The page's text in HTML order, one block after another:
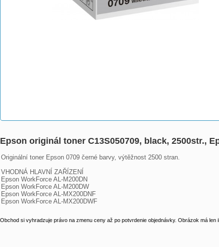
Epson originál toner C13S050709, black, 2500str.,
Originální toner Epson 0709 černé barvy, výtěžnost 2500 stran.
VHODNÁ HLAVNÍ ZAŘÍZENÍ
Epson WorkForce AL-M200DN
Epson WorkForce AL-M200DW
Epson WorkForce AL-MX200DNF
Epson WorkForce AL-MX200DWF
Obchod si vyhradzuje právo na zmenu ceny až po potvrdenie objednávky. Obrázok má len